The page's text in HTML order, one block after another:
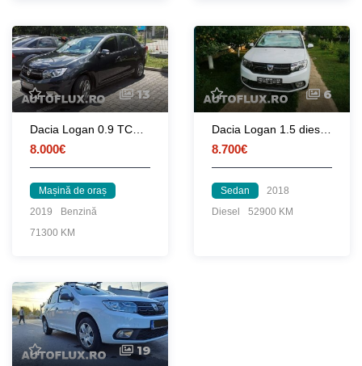
13
8.000€
Mașină de oraș
2019
Benzină
71300 KM
6
8.700€
Sedan
2018
Diesel
52900 KM
19